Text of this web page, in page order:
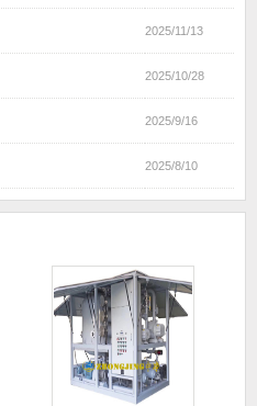
2025/11/13
2025/10/28
2025/9/16
2025/8/10